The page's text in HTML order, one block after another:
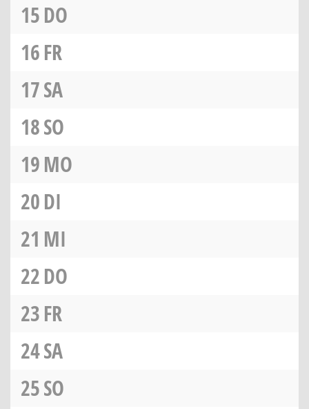
15DO
16FR
17SA
18SO
19MO
20DI
21 MI
22DO
23FR
24SA
25SO